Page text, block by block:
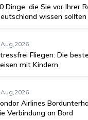
Dinge, die Sie vor Ihrer
wissen sollten
Fliegen: Die
mit Kindern
Airlines
Verbindung an Bord